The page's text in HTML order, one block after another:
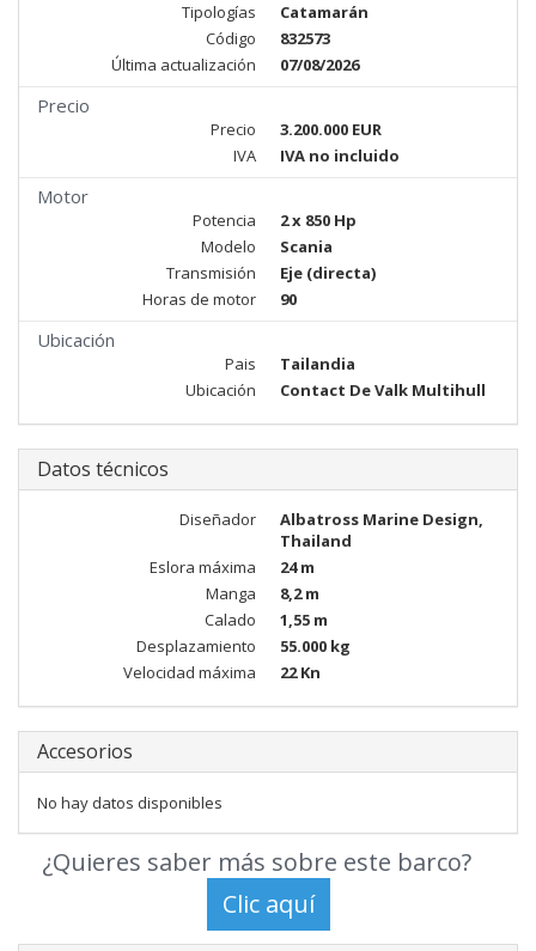
Tipologías
Catamarán
Código
832573
Última actualización
07/08/2026
Precio
Precio
3.200.000 EUR
IVA
IVA no incluido
Motor
Potencia
2 x 850 Hp
Modelo
Scania
Transmisión
Eje (directa)
Horas de motor
90
Ubicación
Pais
Tailandia
Ubicación
Contact De Valk Multihull
Datos técnicos
Diseñador
Albatross Marine Design,
Thailand
Eslora máxima
24 m
Manga
8,2 m
Calado
1,55 m
Desplazamiento
55.000 kg
Velocidad máxima
22 Kn
Accesorios
No hay datos disponibles
¿Quieres saber más sobre este barco?